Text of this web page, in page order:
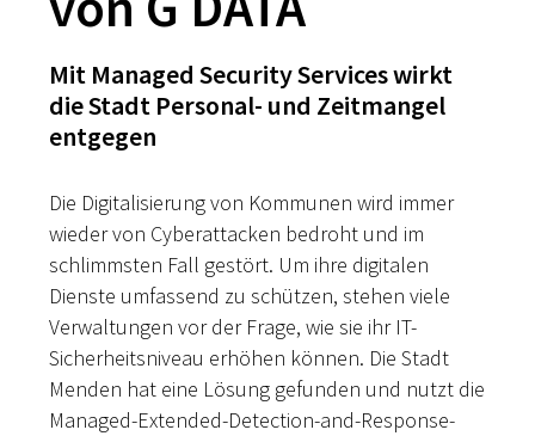
Mit Managed Security Services wirkt
die Stadt Personal- und Zeitmangel
entgegen
Die Digitalisierung von Kommunen wird immer
wieder von Cyberattacken bedroht und im
schlimmsten Fall gestört. Um ihre digitalen
Dienste umfassend zu schützen, stehen viele
Verwaltungen vor der Frage, wie sie ihr IT-
Sicherheitsniveau erhöhen können. Die Stadt
Menden hat eine Lösung gefunden und nutzt die
Managed-Extended-Detection-and-Response-